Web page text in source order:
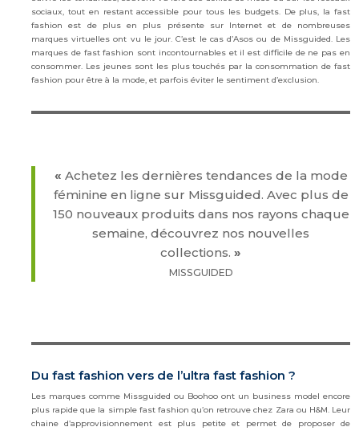
sociaux, tout en restant accessible pour tous les budgets. De plus, la fast
fashion est de plus en plus présente sur Internet et de nombreuses
marques virtuelles ont vu le jour. C’est le cas d’Asos ou de Missguided. Les
marques de fast fashion sont incontournables et il est difficile de ne pas en
consommer. Les jeunes sont les plus touchés par la consommation de fast
fashion pour être à la mode, et parfois éviter le sentiment d’exclusion.
« Achetez les dernières tendances de la mode
féminine en ligne sur Missguided. Avec plus de
150 nouveaux produits dans nos rayons chaque
semaine, découvrez nos nouvelles
collections. »
MISSGUIDED
Du fast fashion vers de l’ultra fast fashion ?
Les marques comme Missguided ou Boohoo ont un business model encore
plus rapide que la simple fast fashion qu’on retrouve chez Zara ou H&M. Leur
chaine d’approvisionnement est plus petite et permet de proposer de